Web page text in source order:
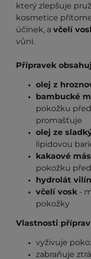
který zlepšuje
kosmetice
účinek, a včelí
vůni.
Přípravek
olej z
bambucké
pokožku
promašťuje
olej ze
lipidovou
kakaové
pokožku
hydrolát
včelí vosk -
pokožky
Vlastnosti
vyživuje
zabraňuje